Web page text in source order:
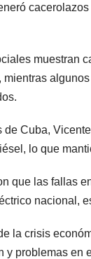
muestran
Cuba,
lo que
que las fallas
nacional,
la crisis
y problemas en